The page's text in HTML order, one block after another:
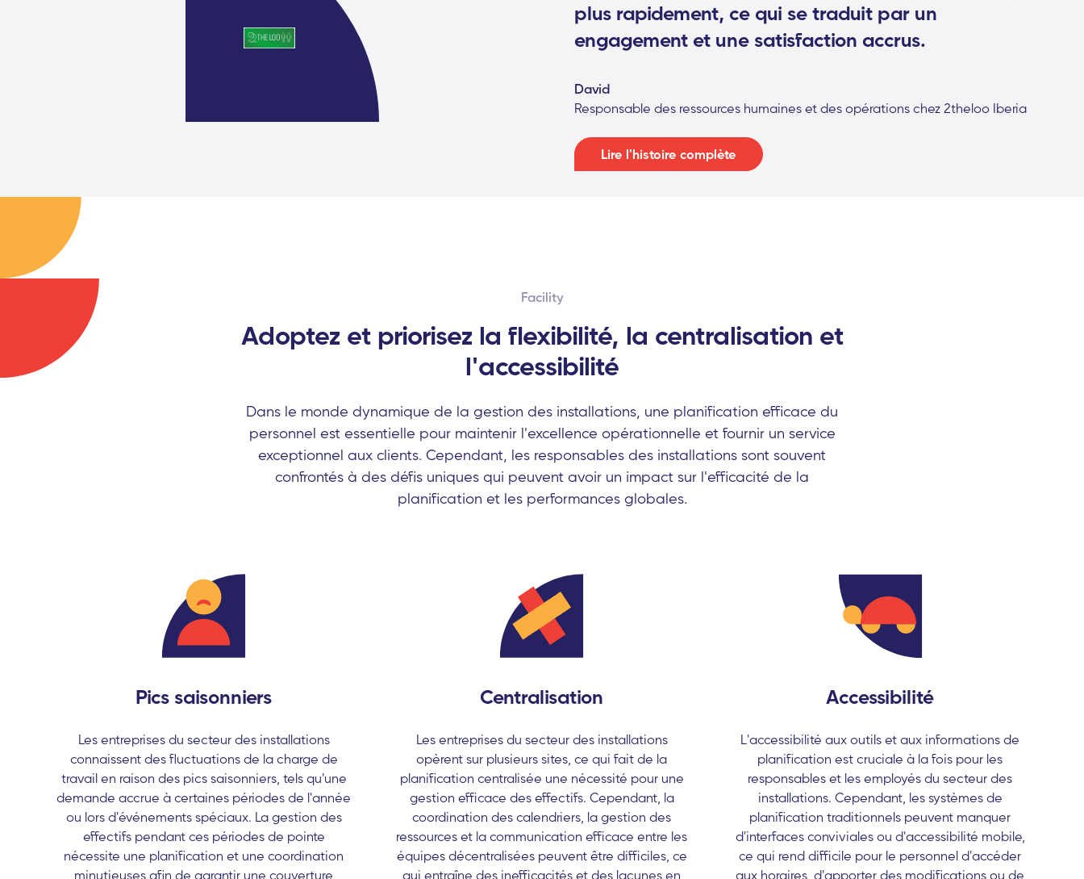
plus rapidement, ce qui se traduit par un
engagement et une satisfaction accrus.
David
Responsable des ressources humaines et des opérations chez 2theloo Iberia
Lire l'histoire complète
Facility
Adoptez et priorisez la flexibilité, la centralisation et
l'accessibilité
Dans le monde dynamique de la gestion des installations, une planification efficace du
personnel est essentielle pour maintenir l'excellence opérationnelle et fournir un service
exceptionnel aux clients. Cependant, les responsables des installations sont souvent
confrontés à des défis uniques qui peuvent avoir un impact sur l'efficacité de la
planification et les performances globales.
Pics saisonniers
Les entreprises du secteur des installations
connaissent des fluctuations de la charge de
travail en raison des pics saisonniers, tels qu'une
demande accrue à certaines périodes de l'année
ou lors d'événements spéciaux. La gestion des
effectifs pendant ces périodes de pointe
nécessite une planification et une coordination
minutieuses afin de garantir une couverture
Centralisation
Les entreprises du secteur des installations
opèrent sur plusieurs sites, ce qui fait de la
planification centralisée une nécessité pour une
gestion efficace des effectifs. Cependant, la
coordination des calendriers, la gestion des
ressources et la communication efficace entre les
équipes décentralisées peuvent être difficiles, ce
qui entraîne des inefficacités et des lacunes en
Accessibilité
L'accessibilité aux outils et aux informations de
planification est cruciale à la fois pour les
responsables et les employés du secteur des
installations. Cependant, les systèmes de
planification traditionnels peuvent manquer
d'interfaces conviviales ou d'accessibilité mobile,
ce qui rend difficile pour le personnel d'accéder
aux horaires, d'apporter des modifications ou de